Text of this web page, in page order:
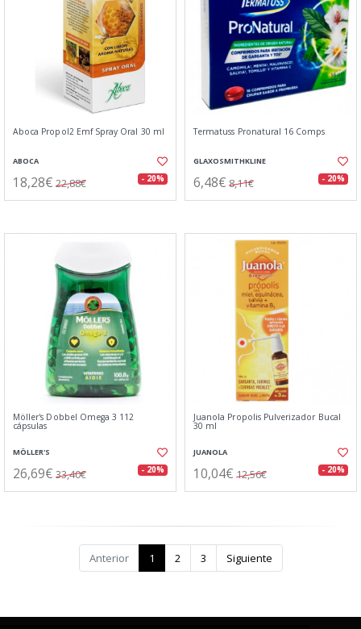
Aboca Propol2 Emf Spray Oral 30 ml
ABOCA
18,28€ 22,88€ - 20%
Termatuss Pronatural 16 Comps
GLAXOSMITHKLINE
6,48€ 8,11€ - 20%
Möller's Dobbel Omega 3 112
cápsulas
MÖLLER'S
26,69€ 33,40€ - 20%
Juanola Propolis Pulverizador Bucal
30 ml
JUANOLA
10,04€ 12,56€ - 20%
Anterior 1 2 3 Siguiente